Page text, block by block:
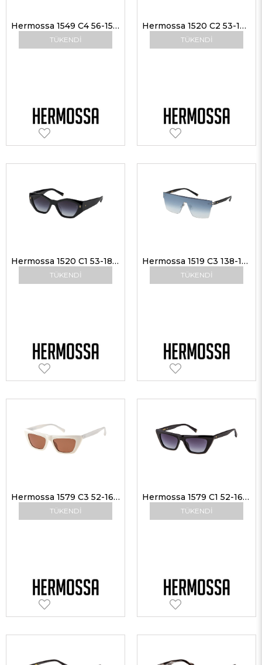
TÜKENDI
Hermossa 1549 C4 56-15 Unisex Güneş Gözlükleri
TÜKENDI
Hermossa 1520 C2 53-18 Kadın Güneş Gözlükleri
TÜKENDI
Hermossa 1520 C1 53-18 Kadın Güneş Gözlükleri
TÜKENDI
Hermossa 1519 C3 138-145 Kadın Güneş Gözlükleri
TÜKENDI
Hermossa 1579 C3 52-16 Kadın Güneş Gözlükleri
TÜKENDI
Hermossa 1579 C1 52-16 Kadın Güneş Gözlükleri